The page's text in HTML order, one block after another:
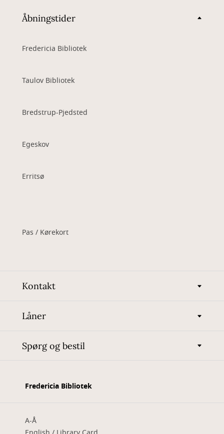
Åbningstider
Fredericia Bibliotek
Taulov Bibliotek
Bredstrup-Pjedsted
Egeskov
Erritsø
Pas / Kørekort
Kontakt
Låner
Spørg og bestil
Fredericia Bibliotek
A-Å